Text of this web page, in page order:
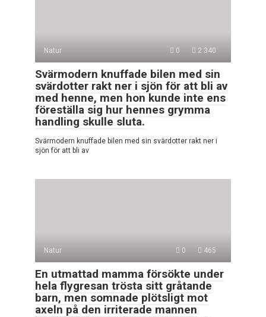
Natur 0 2 340
Svärmodern knuffade bilen med sin
svärdotter rakt ner i sjön för att bli av
med henne, men hon kunde inte ens
föreställa sig hur hennes grymma
handling skulle sluta.
Svärmodern knuffade bilen med sin svärdotter rakt ner i
sjön för att bli av
Natur 0 465
En utmattad mamma försökte under
hela flygresan trösta sitt gråtande
barn, men somnade plötsligt mot
axeln på den irriterade mannen